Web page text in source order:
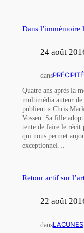
Dans l’immémoire
24 août
dans
Quatre ans après la
multimédia auteur
publient « Chris
Vossen. Sa fille
tente de faire le
qui nous permet
exceptionnel…
Retour actif sur
22 août
dansLACUNES